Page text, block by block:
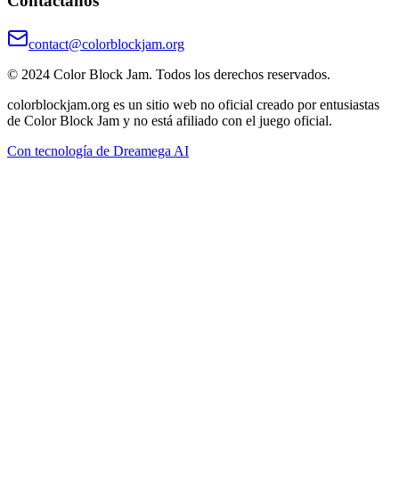
contact@colorblockjam.org
© 2024 Color Block Jam. Todos los derechos reservados.
colorblockjam.org es un sitio web no oficial creado por entusiastas
de Color Block Jam y no está afiliado con el juego oficial.
Con tecnología de Dreamega AI